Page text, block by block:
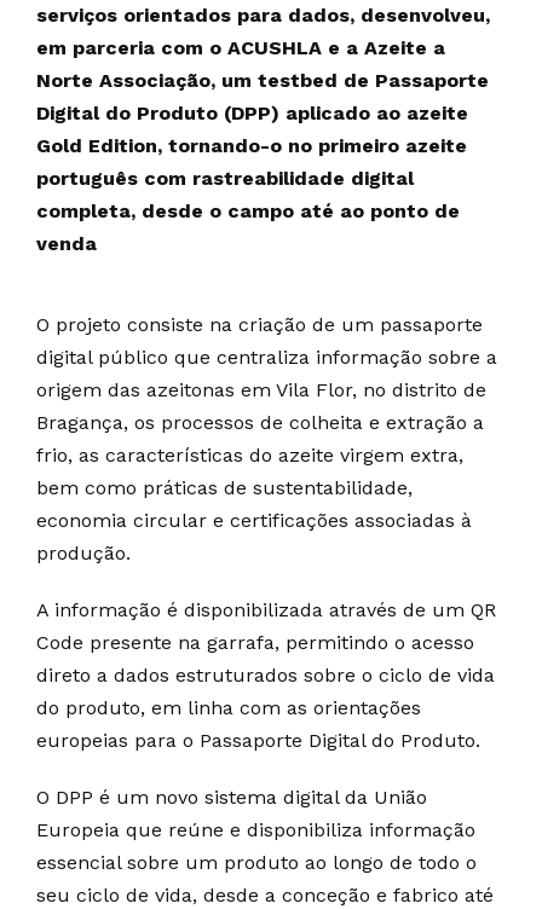
serviços orientados para dados, desenvolveu,
em parceria com o ACUSHLA e a Azeite a
Norte Associação, um testbed de Passaporte
Digital do Produto (DPP) aplicado ao azeite
Gold Edition, tornando-o no primeiro azeite
português com rastreabilidade digital
completa, desde o campo até ao ponto de
venda
O projeto consiste na criação de um passaporte
digital público que centraliza informação sobre a
origem das azeitonas em Vila Flor, no distrito de
Bragança, os processos de colheita e extração a
frio, as características do azeite virgem extra,
bem como práticas de sustentabilidade,
economia circular e certificações associadas à
produção.
A informação é disponibilizada através de um QR
Code presente na garrafa, permitindo o acesso
direto a dados estruturados sobre o ciclo de vida
do produto, em linha com as orientações
europeias para o Passaporte Digital do Produto.
O DPP é um novo sistema digital da União
Europeia que reúne e disponibiliza informação
essencial sobre um produto ao longo de todo o
seu ciclo de vida, desde a conceção e fabrico até